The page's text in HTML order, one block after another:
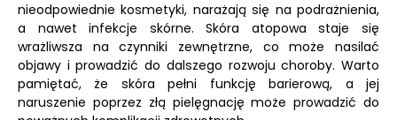
nieodpowiednie kosmetyki, narażają się na podrażnienia,
a nawet infekcje skórne. Skóra atopowa staje się
wrażliwsza na czynniki zewnętrzne, co może nasilać
objawy i prowadzić do dalszego rozwoju choroby. Warto
pamiętać, że skóra pełni funkcję barierową, a jej
naruszenie poprzez złą pielęgnację może prowadzić do